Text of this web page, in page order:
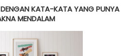
KATA-KATA YANG PUNYA
MENDALAM